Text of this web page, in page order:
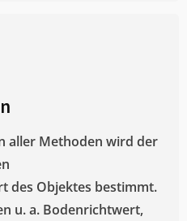
aller Methoden wird der
des Objektes bestimmt.
u. a. Bodenrichtwert,